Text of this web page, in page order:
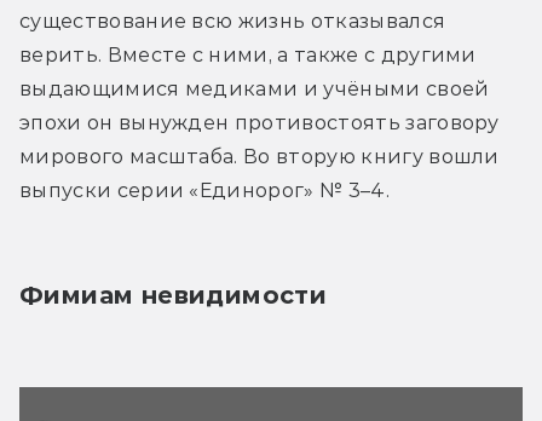
существование всю жизнь отказывался
верить. Вместе с ними, а также с другими
выдающимися медиками и учёными своей
эпохи он вынужден противостоять заговору
мирового масштаба. Во вторую книгу вошли
выпуски серии «Единорог» № 3–4.
Фимиам невидимости